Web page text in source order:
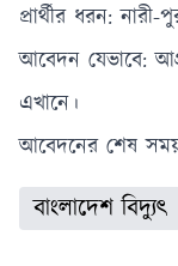
প্রার্থীর ধরন:
আবেদন যেভাবে:
এখানে।
আবেদনের শেষ
বাংলাদেশ বিদ্যুৎ